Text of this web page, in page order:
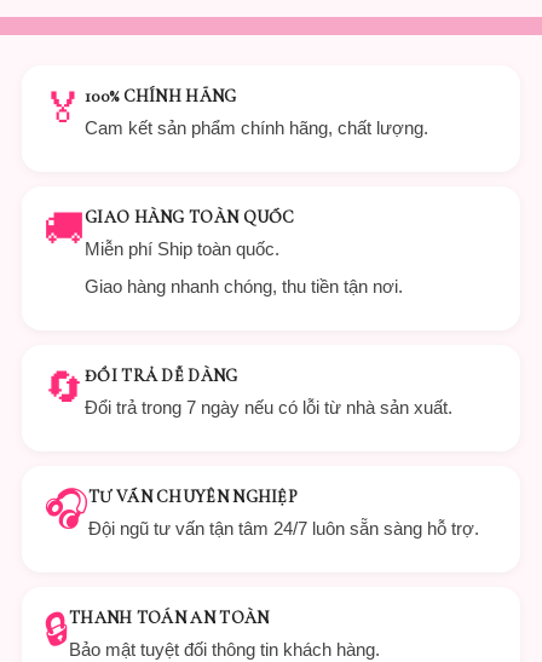
🏅 100% CHÍNH HÃNG
Cam kết sản phẩm chính hãng, chất lượng.
🚚GIAO HÀNG TOÀN QUỐC
Miễn phí Ship toàn quốc.
Giao hàng nhanh chóng, thu tiền tận nơi.
🔄 ĐỔI TRẢ DỄ DÀNG
Đổi trả trong 7 ngày nếu có lỗi từ nhà sản xuất.
🎧TƯ VẤN CHUYÊN NGHIỆP
Đội ngũ tư vấn tận tâm 24/7 luôn sẵn sàng hỗ trợ.
🔒THANH TOÁN AN TOÀN
Bảo mật tuyệt đối thông tin khách hàng.